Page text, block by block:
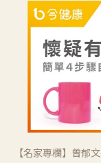
【名家專欄】曾郁